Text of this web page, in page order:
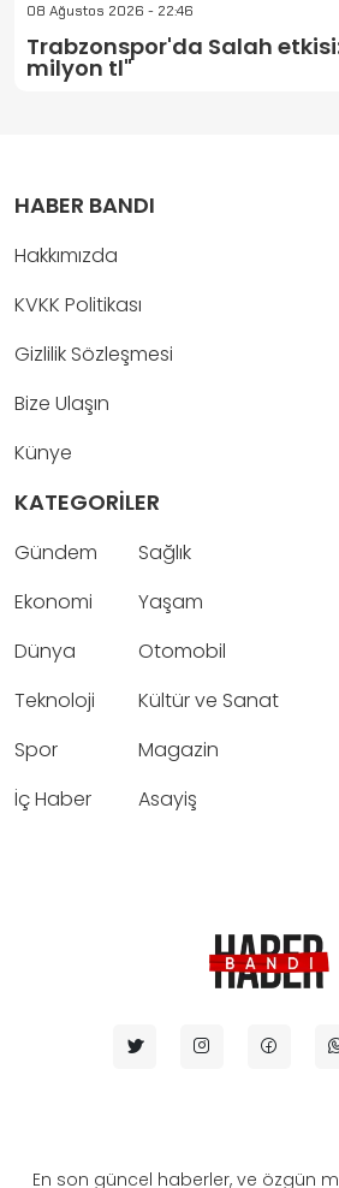
08 Ağustos 2026 - 22:46
Trabzonspor'da Salah
milyon tl"
HABER BANDI
Hakkımızda
KVKK Politikası
Gizlilik Sözleşmesi
Bize Ulaşın
Künye
KATEGORİLER
Gündem
Ekonomi
Dünya
Teknoloji
Spor
İç Haber
Sağlık
Yaşam
Otomobil
Kültür ve Sanat
Magazin
Asayiş
En son güncel haberler, ve özgün